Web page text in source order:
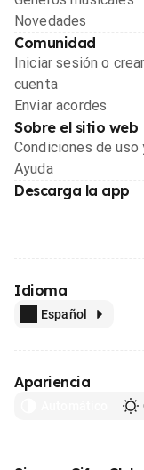
Novedades
Comunidad
Iniciar sesión o
cuenta
Enviar acordes
Sobre el sitio web
Condiciones de uso
Ayuda
Descarga la app
Idioma
Español
Apariencia